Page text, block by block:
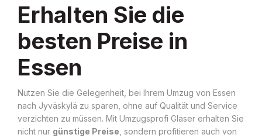
Erhalten Sie die
besten Preise in
Essen
Nutzen Sie die Gelegenheit, bei Ihrem Umzug von Essen
nach Jyväskylä zu sparen, ohne auf Qualität und Service
verzichten zu müssen. Mit Umzugsprofi Glaser erhalten Sie
nicht nur günstige Preise , sondern profitieren auch von